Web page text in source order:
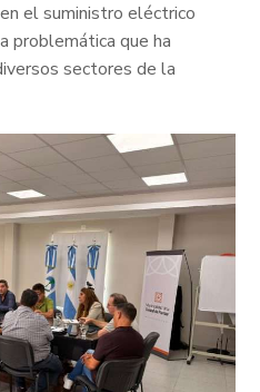
el suministro eléctrico
problemática que ha
sectores de la